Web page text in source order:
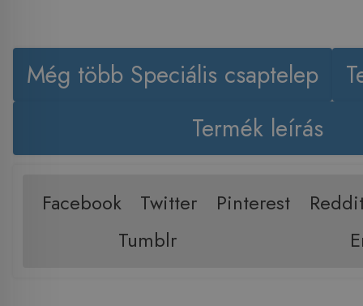
Még több Speciális csaptelep
Termék leírás
Facebook Twitter Pinterest
Tumblr